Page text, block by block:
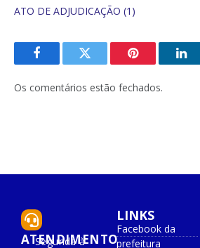
ATO DE ADJUDICAÇÃO (1)
FacebookTwitter Pinterest O
Os comentários estão fechados.
ATENDIMENTO
Segunda à
LINKS
Facebook da
prefeitura